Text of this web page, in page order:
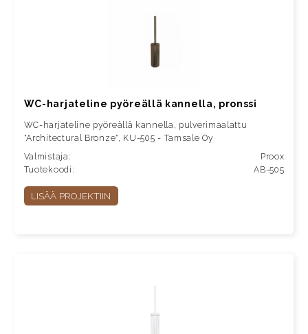
WC-harjateline pyöreällä kannella, pronssi
WC-harjateline pyöreällä kannella, pulverimaalattu
"Architectural Bronze", KU-505 - Tamsale Oy
Valmistaja:
Proox
Tuotekoodi:
AB-505
LISÄÄ PROJEKTIIN